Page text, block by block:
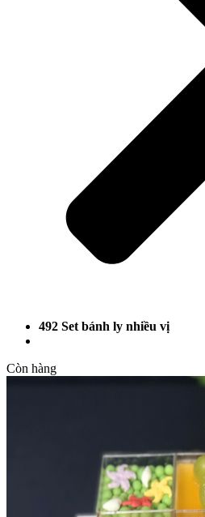
492 Set bánh ly nhiều vị
Còn hàng